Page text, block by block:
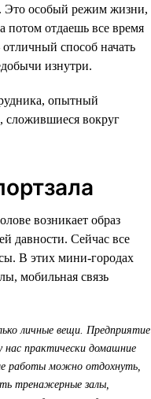
Это особый режим жизни,
потом отдаешь все время
способ начать
изнутри.
опытный
сложившиеся вокруг
возникает образ
давности. Сейчас все
В этих мини-городах
мобильная связь
личные вещи. Предприятие
нас практически домашние
работы можно отдохнуть,
тренажерные залы,